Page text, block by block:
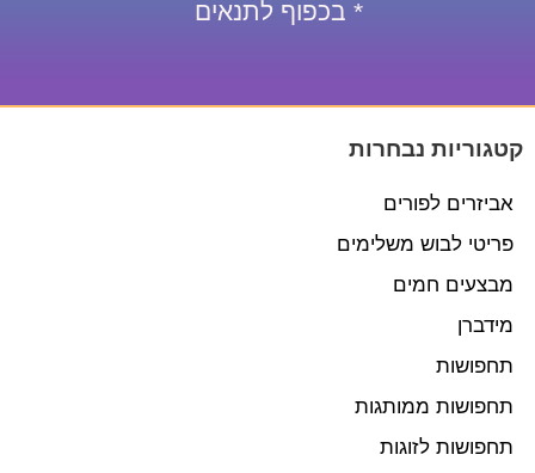
* בכפוף לתנאים
קטגוריות נבחרות
אביזרים לפורים
פריטי לבוש משלימים
מבצעים חמים
מידברן
תחפושות
תחפושות ממותגות
תחפושות לזוגות